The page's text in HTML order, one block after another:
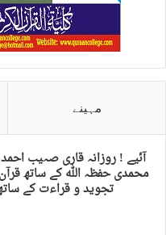
مہینے
محمدی حفظہ اللہ کے ساتھ
تجوید و قراءت کے